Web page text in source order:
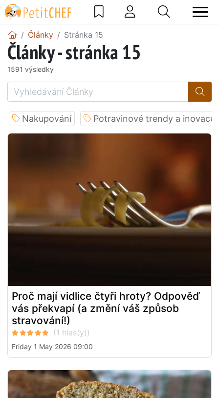
Články Stránka 15
Články - stránka 15
1591 výsledky
Nakupování Potravinové trendy a inovace
Proč mají vidlice čtyři hroty? Odpověď
vás překvapí (a změní váš způsob
stravování!)
Friday 1 May 2026 09:00